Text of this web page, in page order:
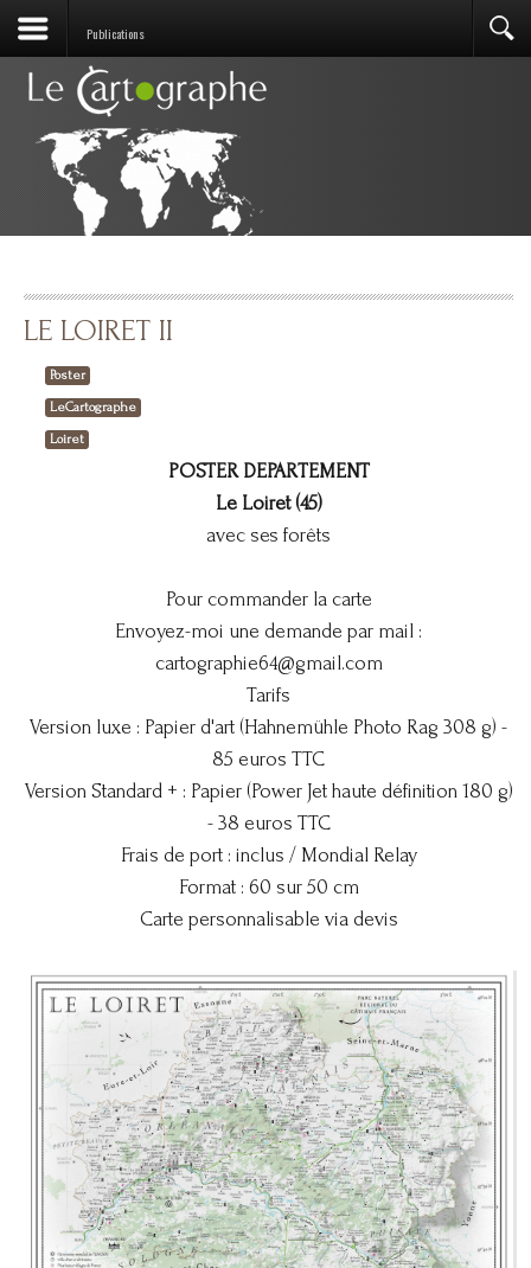
Publications
LE LOIRET II
Poster
LeCartographe
Loiret
POSTER DEPARTEMENT
Le Loiret (45)
avec ses forêts
Pour commander la carte
Envoyez-moi une demande par mail :
cartographie64@gmail.com
Tarifs
Version luxe : Papier d'art (Hahnemühle Photo Rag 308 g) -
85 euros TTC
Version Standard + : Papier (Power Jet haute définition 180 g)
- 38 euros TTC
Frais de port : inclus / Mondial Relay
Format : 60 sur 50 cm
Carte personnalisable via devis